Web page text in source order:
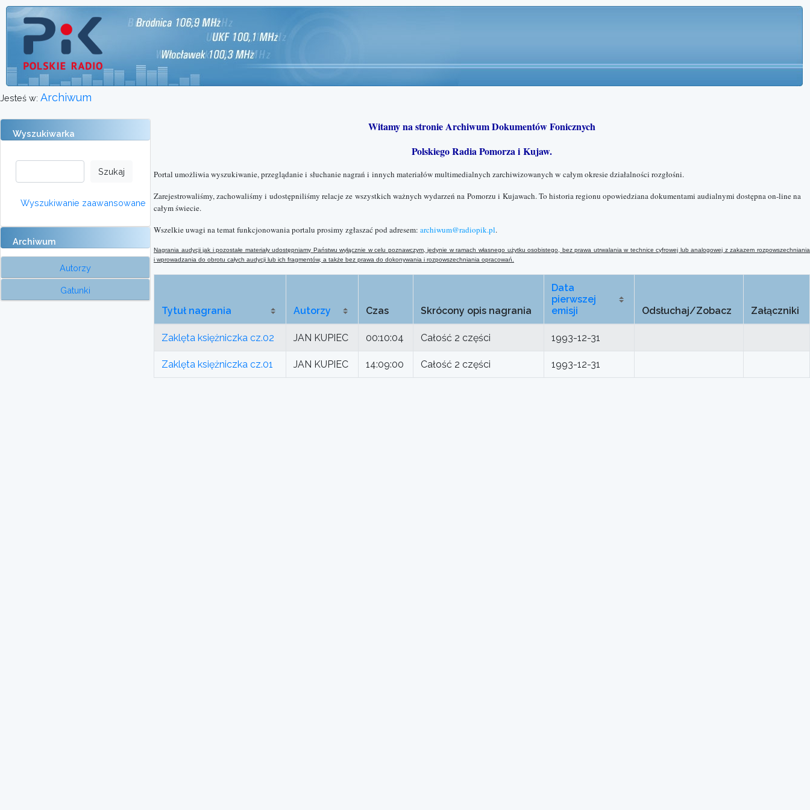
Jesteś w: Archiwum
Wyszukiwarka
Wyszukiwanie zaawansowane
Archiwum
Autorzy
Gatunki
Witamy na stronie Archiwum Dokumentów Fonicznych
Polskiego Radia Pomorza i Kujaw.
Portal umożliwia wyszukiwanie, przeglądanie i słuchanie nagrań i innych materiałów multimedialnych zarchiwizowanych w całym okresie działalności rozgłośni.
Zarejestrowaliśmy, zachowaliśmy i udostępniliśmy relacje ze wszystkich ważnych wydarzeń na Pomorzu i Kujawach. To historia regionu opowiedziana dokumentami audialnymi dostępna on-line na
całym świecie.
Wszelkie uwagi na temat funkcjonowania portalu prosimy zgłaszać pod adresem: archiwum@radiopik.pl.
Nagrania audycji jak i pozostałe materiały udostępniamy Państwu wyłącznie w celu poznawczym, jedynie w ramach własnego użytku osobistego, bez prawa utrwalania w technice cyfrowej lub analogowej zzakazem rozpowszechniania
i wprowadzania do obrotu całych audycji lub ich fragmentów, a także bez prawa do dokonywania i rozpowszechniania opracowań.
Tytuł nagrania Autorzy Czas Skrócony opis nagrania
Data
pierwszej
emisji
Odsłuchaj/Zobacz Załączniki
Zaklęta księżniczka cz.02 JAN KUPIEC 00:10:04 Całość 2 części 1993-12-31
Zaklęta księżniczka cz.01 JAN KUPIEC 14:09:00 Całość 2 części 1993-12-31